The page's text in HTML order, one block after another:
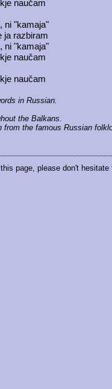
naučam
ni "kamaja"
ja razbiram
ni "kamaja"
naučam
naučam
in Russian.
the Balkans.
from the famous Russian
page, please don't